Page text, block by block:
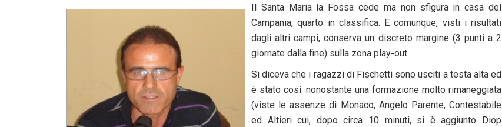
Il Santa Maria la Fossa cede ma non sfigura in casa del
Campania, quarto in classifica. E comunque, visti i risultati
dagli altri campi, conserva un discreto margine (3 punti a 2
giornate dalla fine) sulla zona play-out.
Si diceva che i ragazzi di Fischetti sono usciti a testa alta ed
è stato così: nonostante una formazione molto rimaneggiata
(viste le assenze di Monaco, Angelo Parente, Contestabile
ed Altieri cui, dopo circa 10 minuti, si è aggiunto Diop